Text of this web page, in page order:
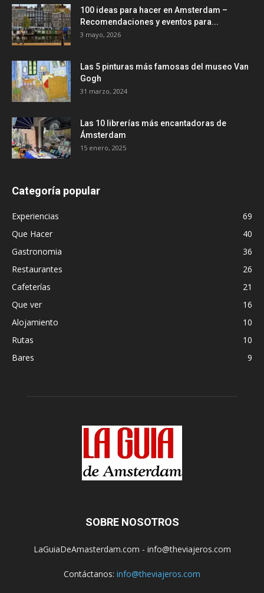
100 ideas para hacer en Amsterdam –
Recomendaciones y eventos para...
3 mayo, 2026
Las 5 pinturas más famosas del museo Van
Gogh
31 marzo, 2024
Las 10 librerías más encantadoras de
Ámsterdam
15 enero, 2025
Categoría popular
Experiencias
69
Que Hacer
40
Gastronomia
36
Restaurantes
26
Cafeterías
21
Que ver
16
Alojamiento
10
Rutas
10
Bares
9
SOBRE NOSOTROS
LaGuiaDeAmasterdam.com - info@theviajeros.com
Contáctanos: info@theviajeros.com